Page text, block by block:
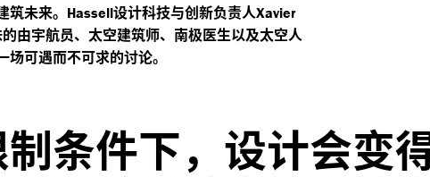
未来。 Hassell设计科技与创新负责人Xavier
由宇航员、太空建筑师、南极医生以及太空人
可遇而不可求的讨论。
条件下，设计会变